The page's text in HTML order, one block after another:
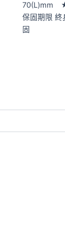
70(L)mm
保固期限 終
固